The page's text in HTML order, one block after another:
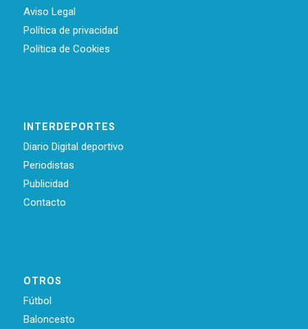
Aviso Legal
Política de privacidad
Política de Cookies
INTERDEPORTES
Diario Digital deportivo
Periodistas
Publicidad
Contacto
OTROS
Fútbol
Baloncesto